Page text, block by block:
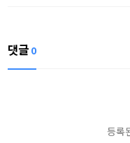
댓글 0
등록